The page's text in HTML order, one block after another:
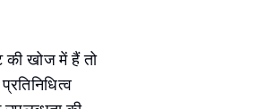
की खोज में हैं तो